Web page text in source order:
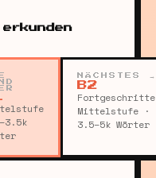
NÄCHSTES →
B2
Mittelstufe ·
3.5–5k Wörter